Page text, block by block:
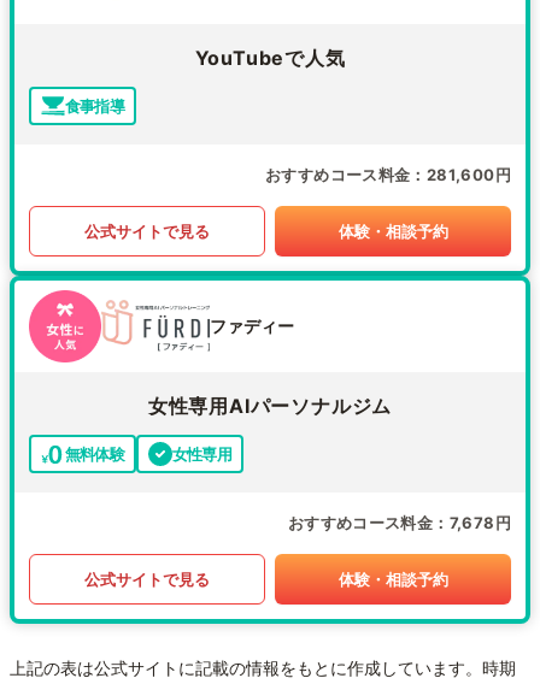
YouTubeで人気
食事指導
おすすめコース料金 281,600円
公式サイトで見る 体験・相談予約
ファディー
女性専用AIパーソナルジム
無料体験 女性専用
おすすめコース料金 7,678円
公式サイトで見る 体験・相談予約
上記の表は公式サイトに記載の情報をもとに作成しています。時期